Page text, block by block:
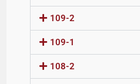
109-2
109-1
108-2